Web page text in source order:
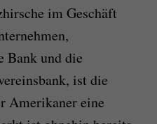
im Geschäft
Bank und die
ist die
Amerikaner eine